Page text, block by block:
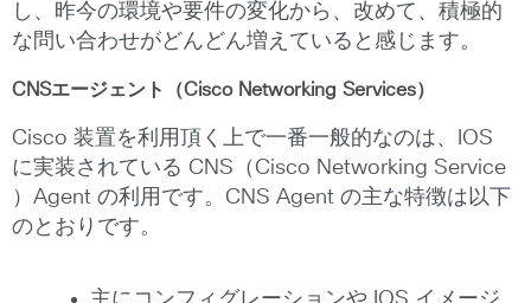
し、昨今の環境や要件の変化から、改めて、積極的
な問い合わせがどんどん増えていると感じます。
CNSエージェント（Cisco Networking Services）
Cisco 装置を利用頂く上で一番一般的なのは、IOS
に実装されている CNS（Cisco Networking Service
）Agent の利用です。CNS Agent の主な特徴は以下
のとおりです。